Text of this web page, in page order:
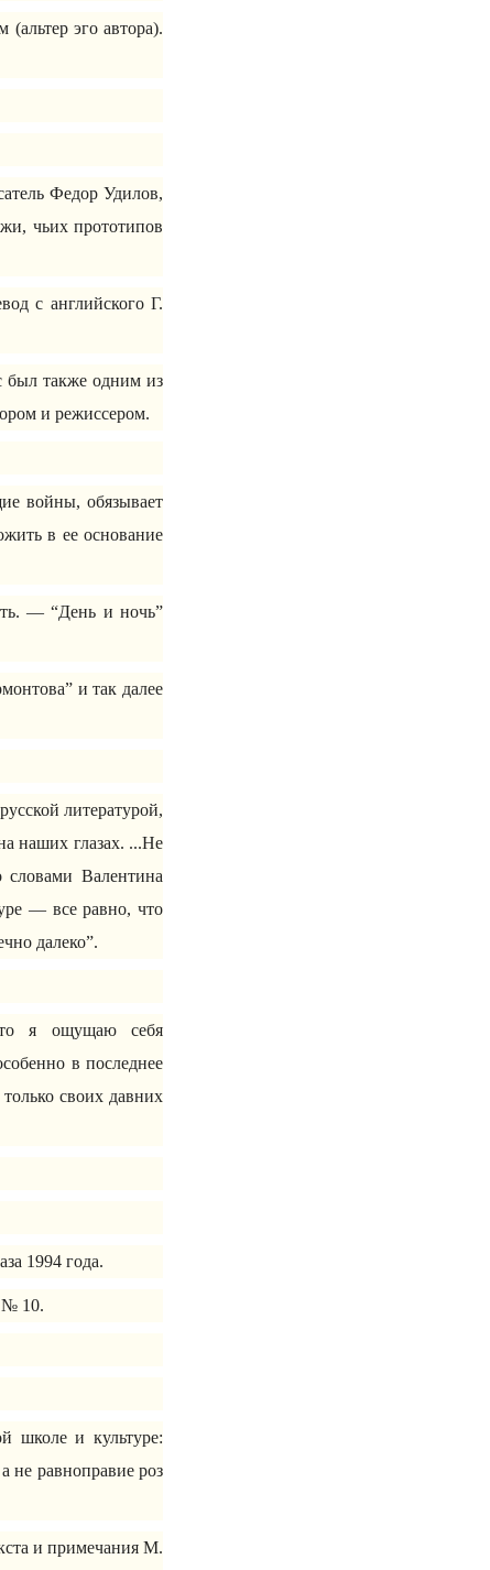
эго автора).
Федор Удилов,
чьих прототипов
с английского Г.
был также одним из
и режиссером.
войны, обязывает
в ее основание
— “День и ночь”
и так далее
литературой,
наших глазах. ...Не
Валентина
— все равно, что
далеко”.
я ощущаю себя
в последнее
своих давних
1994 года.
№ 10.
школе и культуре:
не равноправие роз
и примечания М.